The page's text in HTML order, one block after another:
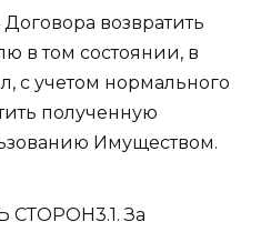
возвратить
в том состоянии, в
с учетом нормального
полученную
Имуществом.
СТОРОН3.1. За